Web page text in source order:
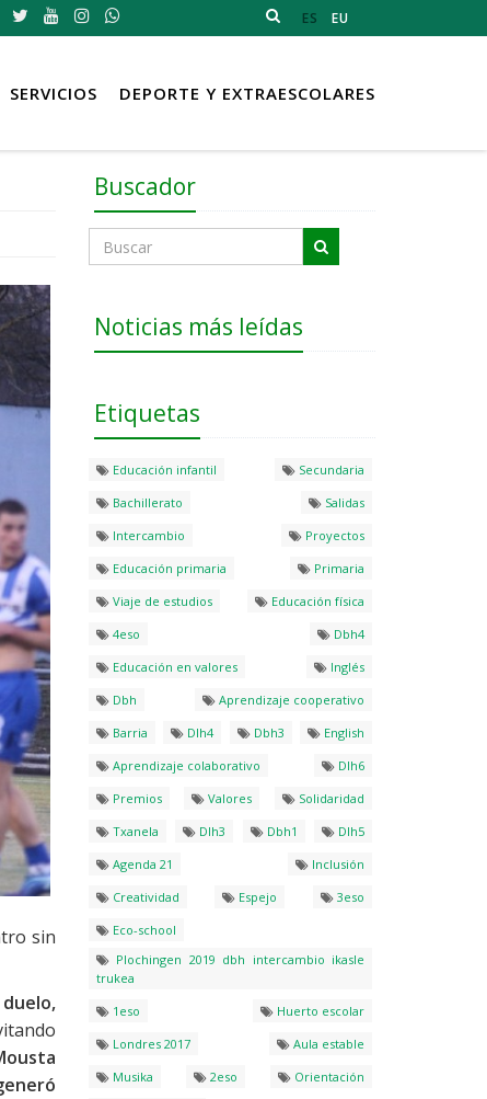
ES EU
SERVICIOS DEPORTE Y EXTRAESCOLARES
sin
Buscador
Noticias más leídas
Etiquetas
Educación infantil
Secundaria
Bachillerato
Salidas
Intercambio
Proyectos
Educación primaria
Primaria
Viaje de estudios
Educación física
4eso
Dbh4
Educación en valores
Inglés
Dbh
Aprendizaje cooperativo
Barria
Dlh4 Dbh3
English
Aprendizaje colaborativo
Dlh6
Premios
Valores
Solidaridad
Txanela
Dlh3 Dbh1
Dlh5
Agenda 21
Inclusión
Creatividad
Espejo
3eso
Eco-school
Plochingen 2019 dbh intercambio ikasle
trukea
1eso
Huerto escolar
Londres 2017
Aula estable
Musika
2eso
Orientación